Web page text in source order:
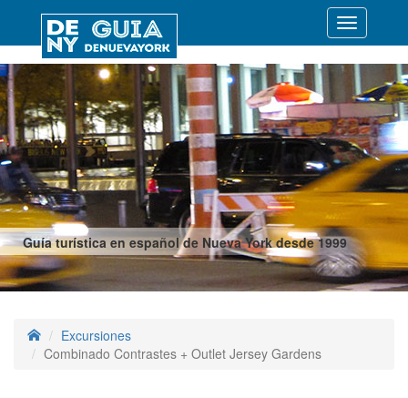
Guía turística en español de Nueva York desde 1999
Desplegar
Excursiones
Combinado Contrastes + Outlet Jersey Gardens